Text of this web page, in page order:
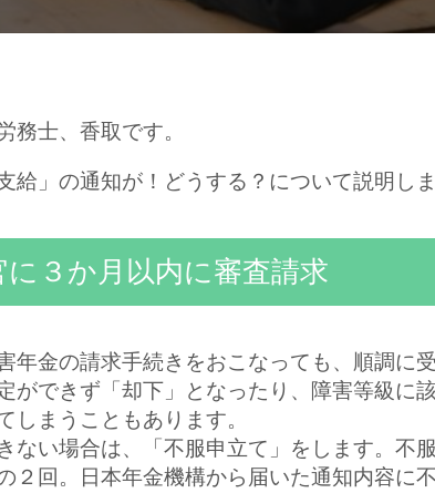
務士、香取です。
給」の通知が！どうする？について説明しま
３か月以内に審査請求
年金の請求手続きをおこなっても、順調に
ができず「却下」となったり、障害等級に
しまうこともあります。
ない場合は、「不服申立て」をします。不
２回。日本年金機構から届いた通知内容に